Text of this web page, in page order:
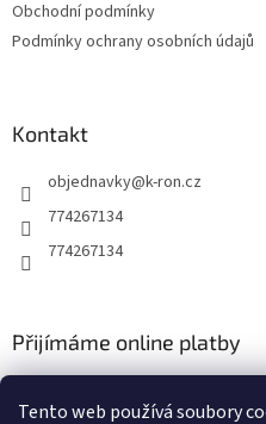
Tento web používá soubory
Obchodní podmínky
Podmínky ochrany osobních údajů
Kontakt
objednavky@k-ron.cz
774267134
774267134
Přijímáme online platby